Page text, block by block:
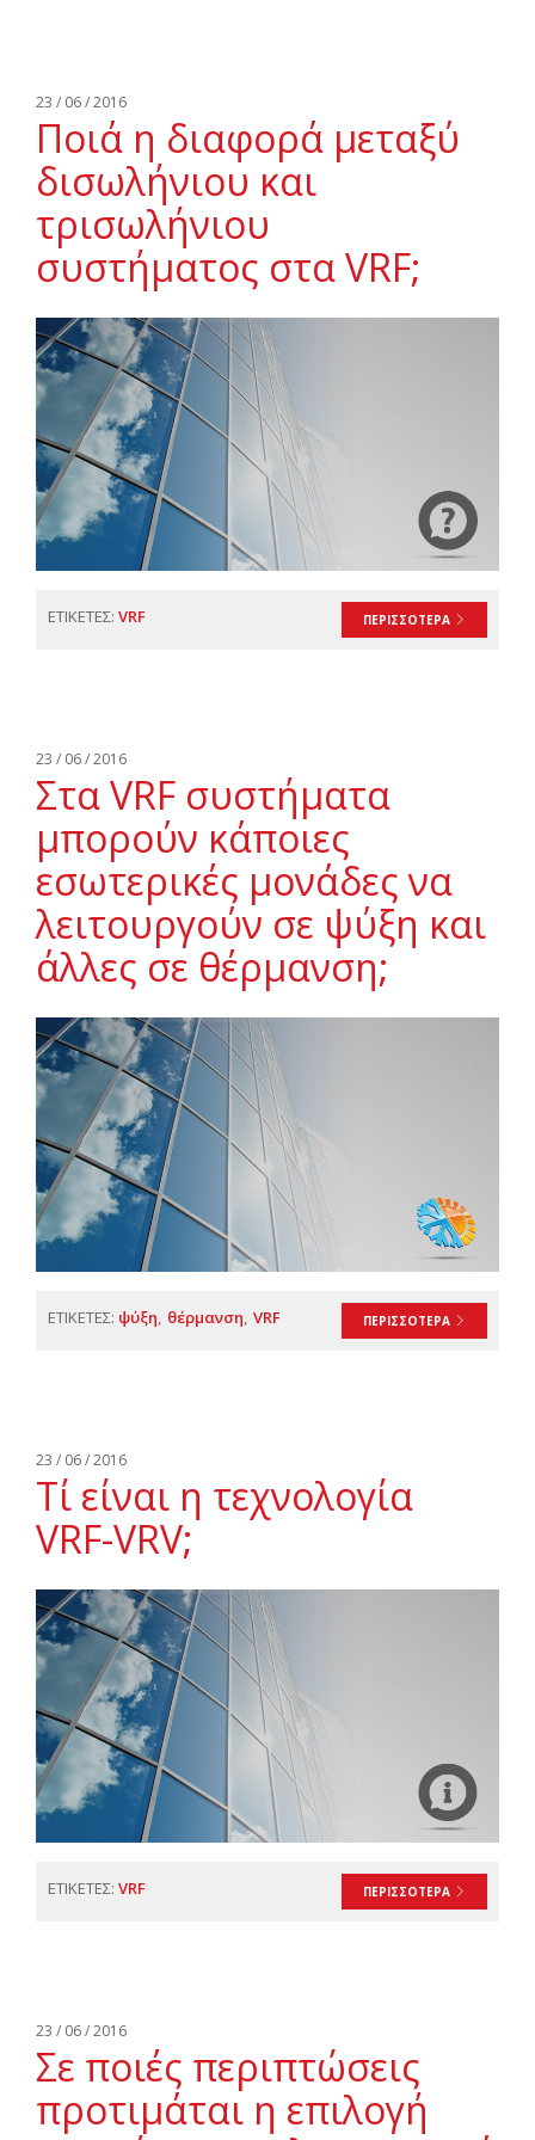
23 / 06 / 2016
Ποιά η διαφορά μεταξύ
δισωλήνιου και
τρισωλήνιου
συστήματος στα VRF;
ΠΕΡΙΣΣΟΤΕΡΑ
ΕΤΙΚΕΤΕΣ: VRF
23 / 06 / 2016
Στα VRF συστήματα
μπορούν κάποιες
εσωτερικές μονάδες να
λειτουργούν σε ψύξη και
άλλες σε θέρμανση;
ΠΕΡΙΣΣΟΤΕΡΑ
ΕΤΙΚΕΤΕΣ: ψύξη θέρμανση VRF
23 / 06 / 2016
Τί είναι η τεχνολογία
VRF-VRV;
ΠΕΡΙΣΣΟΤΕΡΑ
ΕΤΙΚΕΤΕΣ: VRF
23 / 06 / 2016
Σε ποιές περιπτώσεις
προτιμάται η επιλογή